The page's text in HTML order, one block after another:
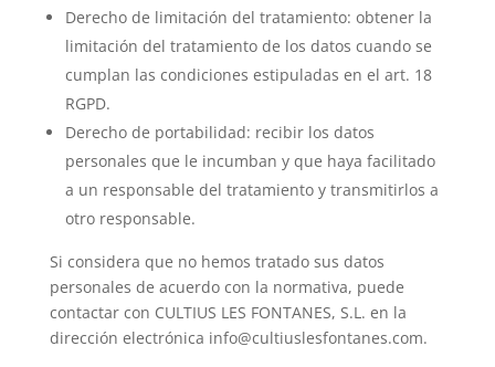
Derecho de limitación del tratamiento: obtener la
limitación del tratamiento de los datos cuando se
cumplan las condiciones estipuladas en el art. 18
RGPD.
Derecho de portabilidad: recibir los datos
personales que le incumban y que haya facilitado
a un responsable del tratamiento y transmitirlos a
otro responsable.
Si considera que no hemos tratado sus datos
personales de acuerdo con la normativa, puede
contactar con CULTIUS LES FONTANES, S.L. en la
dirección electrónica info@cultiuslesfontanes.com.